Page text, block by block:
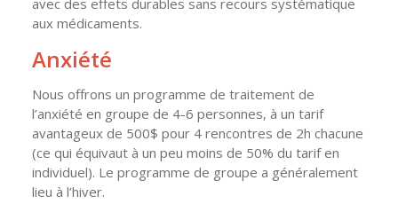
aux médicaments.
Anxiété
Nous offrons un programme de traitement de
l’anxiété en groupe de 4-6 personnes, à un tarif
avantageux de 500$ pour 4 rencontres de 2h chacune
(ce qui équivaut à un peu moins de 50% du tarif en
individuel). Le programme de groupe a généralement
lieu à l’hiver.